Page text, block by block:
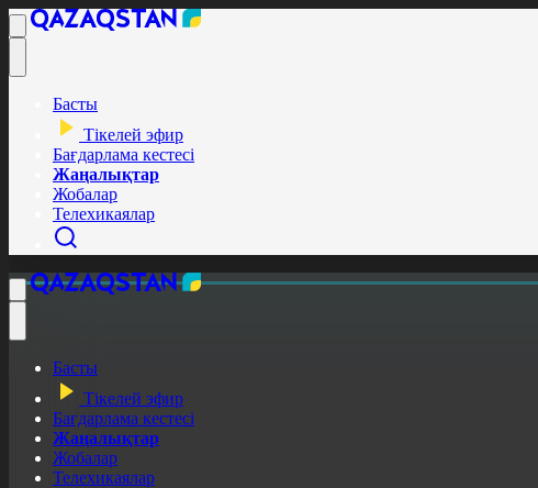
Басты
Тікелей эфир
Бағдарлама кестесі
Жаңалықтар
Жобалар
Телехикаялар
Басты
Тікелей эфир
Бағдарлама кестесі
Жаңалықтар
Жобалар
Телехикаялар